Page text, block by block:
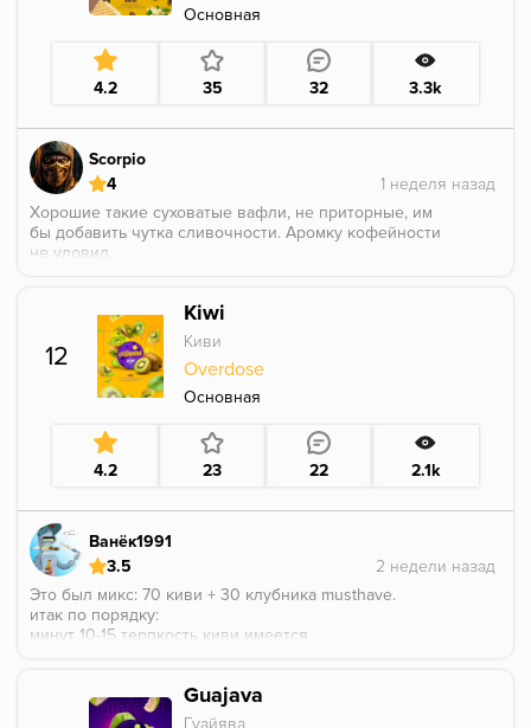
Основная
4.2 35 32 3.3k
Scorpio
4
Хорошие такие суховатые вафли, не приторные, им
бы добавить чутка сливочности. Аромку кофейности
не уловил.
12
Kiwi
Киви
Overdose
Основная
4.2 23 22 2.1k
Ванёк1991
3.5
Это был микс: 70 киви + 30 клубника musthave.
итак по порядку:
минут 10-15 терпкость киви имеется
кислинки совсем не увидел, и её тут как раз не
Guajava
Гуайява